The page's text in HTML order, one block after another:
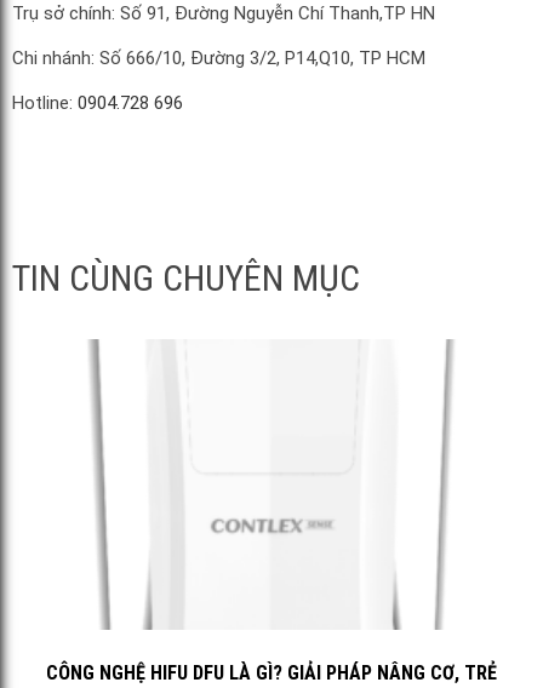
Trụ sở chính: Số 91, Đường Nguyễn Chí Thanh,TP HN
Chi nhánh: Số 666/10, Đường 3/2, P14,Q10, TP HCM
Hotline: 0904.728 696
TIN CÙNG CHUYÊN MỤC
CÔNG NGHỆ HIFU DFU LÀ GÌ? GIẢI PHÁP NÂNG CƠ, TRẺ